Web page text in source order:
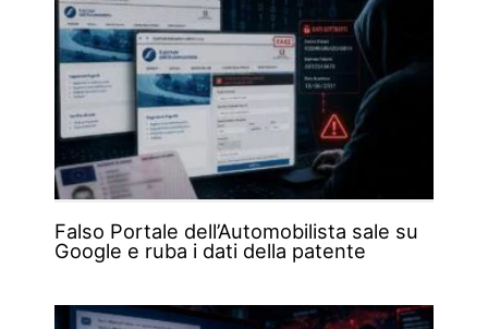
Falso Portale dell’Automobilista sale su
Google e ruba i dati della patente